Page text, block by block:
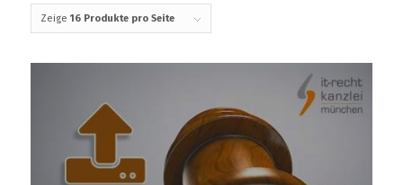
Zeige 16 Produkte pro Seite